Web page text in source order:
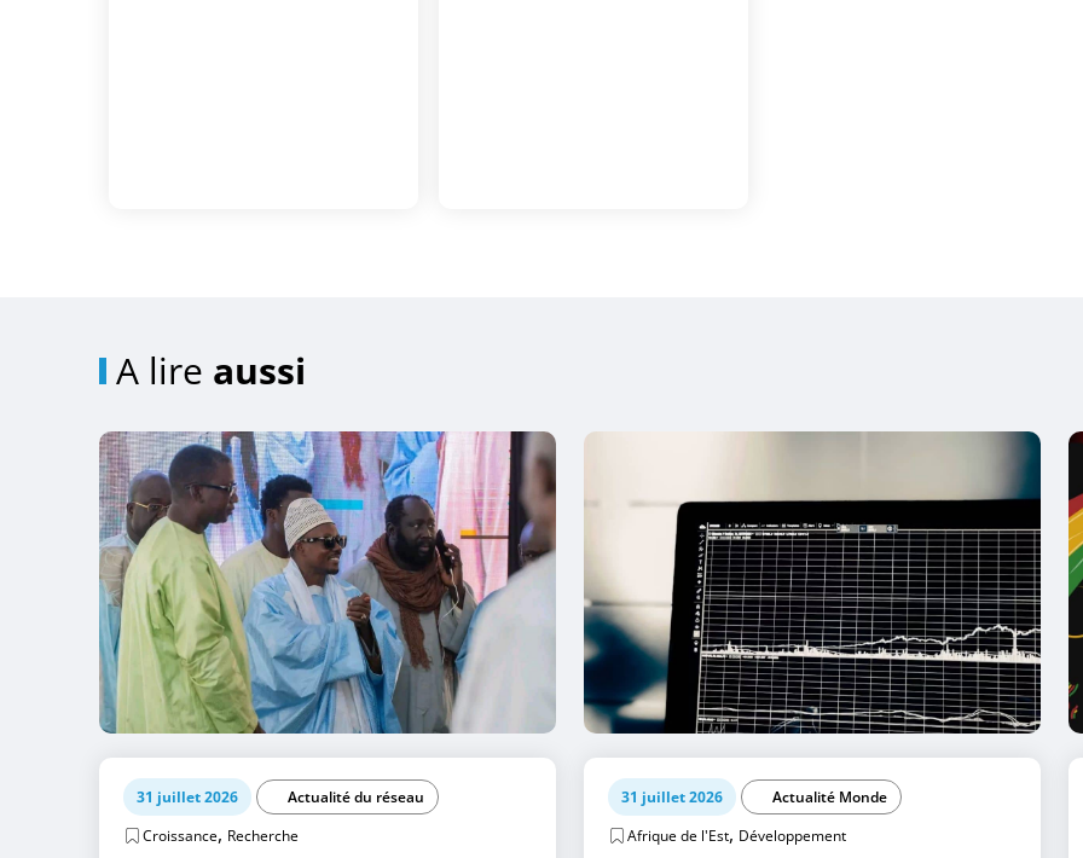
A lire aussi
31 juillet 2026
Actualité du réseau
Croissance, Recherche
31 juillet 2026
Actualité Monde
Afrique de l'Est, Développement